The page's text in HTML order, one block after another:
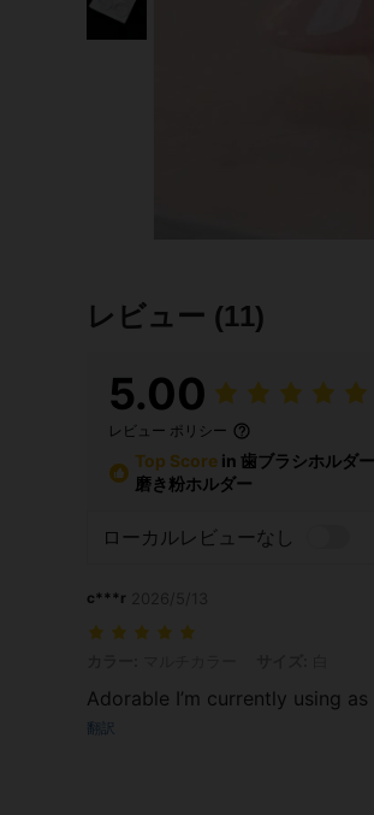
レビュー (11)
5.00
レビュー ポリシー
Top Score in 歯ブラシホルダ
磨き粉ホルダー
ローカルレビューなし
c***r
Adorable I’m currently using
翻訳